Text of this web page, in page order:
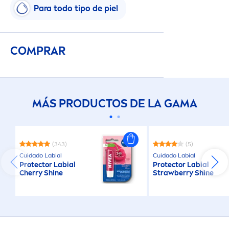
Para todo tipo de piel
COMPRAR
MÁS PRODUCTOS DE LA GAMA
(343)
Cuidado Labial
Protector Labial
CherryShine
(5)
Cuidado Labial
Protector Labial
StrawberryShine